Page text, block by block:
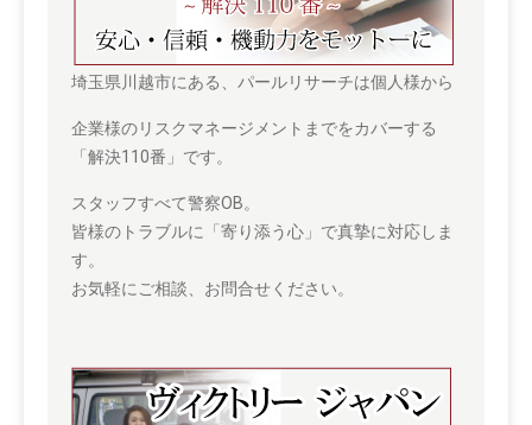
埼玉県川越市にある、パールリサーチは個人様から
企業様のリスクマネージメントまでをカバーする
「解決110番」です。
スタッフすべて警察OB。
皆様のトラブルに「寄り添う心」で真摯に対応しま
す。
お気軽にご相談、お問合せください。